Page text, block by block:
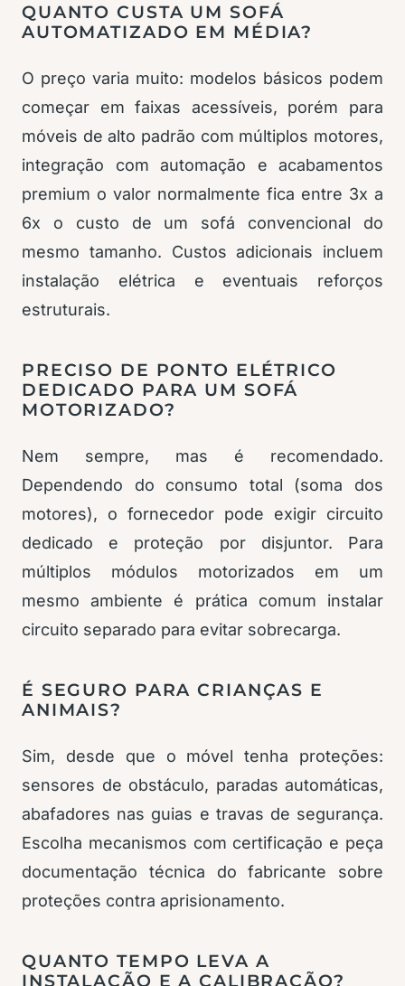
QUANTO CUSTA UM SOFÁ
AUTOMATIZADO EM MÉDIA?
O preço varia muito: modelos básicos podem
começar em faixas acessíveis, porém para
móveis de alto padrão com múltiplos motores,
integração com automação e acabamentos
premium o valor normalmente fica entre 3x a
6x o custo de um sofá convencional do
mesmo tamanho. Custos adicionais incluem
instalação elétrica e eventuais reforços
estruturais.
PRECISO DE PONTO ELÉTRICO
DEDICADO PARA UM SOFÁ
MOTORIZADO?
Nem sempre, mas é recomendado.
Dependendo do consumo total (soma dos
motores), o fornecedor pode exigir circuito
dedicado e proteção por disjuntor. Para
múltiplos módulos motorizados em um
mesmo ambiente é prática comum instalar
circuito separado para evitar sobrecarga.
É SEGURO PARA CRIANÇAS E
ANIMAIS?
Sim, desde que o móvel tenha proteções:
sensores de obstáculo, paradas automáticas,
abafadores nas guias e travas de segurança.
Escolha mecanismos com certificação e peça
documentação técnica do fabricante sobre
proteções contra aprisionamento.
QUANTO TEMPO LEVA A
INSTALAÇÃO E A CALIBRAÇÃO?